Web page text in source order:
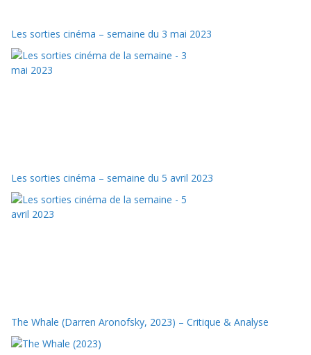
Les sorties cinéma – semaine du 3 mai 2023
Les sorties cinéma – semaine du 5 avril 2023
The Whale (Darren Aronofsky, 2023) – Critique & Analyse